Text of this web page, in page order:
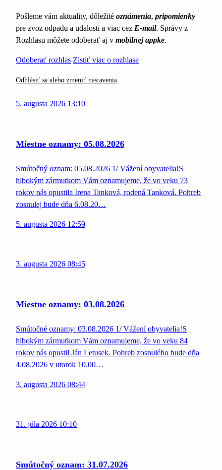
Pošleme vám aktuality, dôležité oznámenia, pripomienky
pre zvoz odpadu a udalosti a viac cez E-mail. Správy z
Rozhlasu môžete odoberať aj v mobilnej appke.
Odoberať rozhlas Zistiť viac o rozhlase
Odhlásiť sa alebo zmeniť nastavenia
5. augusta 2026 13:10
Miestne oznamy: 05.08.2026
Smútočný oznam: 05.08.2026 1/ Vážení obyvatelia!S
hlbokým zármutkom Vám oznamujeme, že vo veku 73
rokov nás opustila Irena Tanková, rodená Tanková. Pohreb
zosnulej bude dňa 6.08.20…
5. augusta 2026 12:59
3. augusta 2026 08:45
Miestne oznamy: 03.08.2026
Smútočné oznamy: 03.08.2026 1/ Vážení obyvatelia!S
hlbokým zármutkom Vám oznamujeme, že vo veku 84
rokov nás opustil Ján Letusek. Pohreb zosnulého bude dňa
4.08.2026 v utorok 10.00…
3. augusta 2026 08:44
31. júla 2026 10:10
Smútočný oznam: 31.07.2026